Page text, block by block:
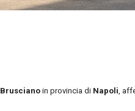
Brusciano in provincia di Napoli ,